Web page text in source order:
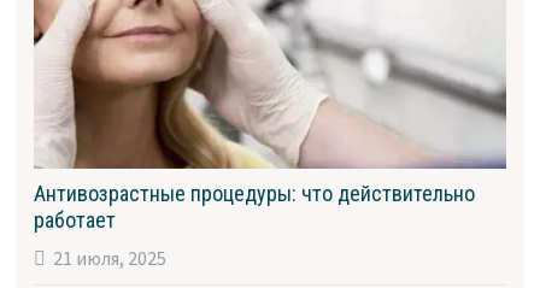
Антивозрастные процедуры: что действительно
работает
21 июля, 2025